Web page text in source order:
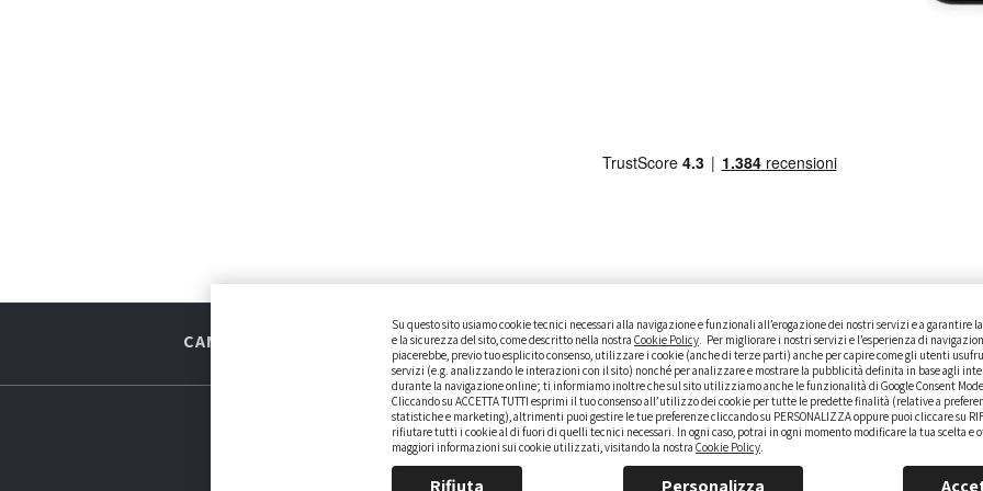
Su questo sito usiamo cookie tecnici necessari alla navigazione e funzionali all’erogazione dei nostri servizi e a garantire
e la sicurezza del sito, come descritto nella nostra Cookie Policy. Per migliorare i nostri servizi e l’esperienza di
piacerebbe, previo tuo esplicito consenso, utilizzare i cookie (anche di terze parti) anche per capire come gli utenti
servizi (e.g. analizzando le interazioni con il sito) nonché per analizzare e mostrare la pubblicità definita in base agli
durante la navigazione online; ti informiamo inoltre che sul sito utilizziamo anche le funzionalità di Google Consent
Cliccando su ACCETTA TUTTI esprimi il tuo consenso all’utilizzo dei cookie per tutte le predette finalità (relative a
statistiche e marketing), altrimenti puoi gestire le tue preferenze cliccando su PERSONALIZZA oppure puoi cliccare su
rifiutare tutti i cookie al di fuori di quelli tecnici necessari. In ogni caso, potrai in ogni momento modificare la tua scelta e
maggiori informazioni sui cookie utilizzati, visitando la nostra Cookie Policy.
Rifiuta Personalizza
CAMBIARE AUTO GUIDA ALL’ACQUISTO GUIDE PRATICHE CURIOSITÀ DATI ALLA MANO